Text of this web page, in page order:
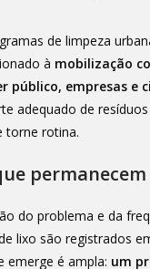
de limpeza
à mobilização
público, empresas e
adequado de
torne rotina.
do problema e da
lixo são registrados
emerge é ampla: um